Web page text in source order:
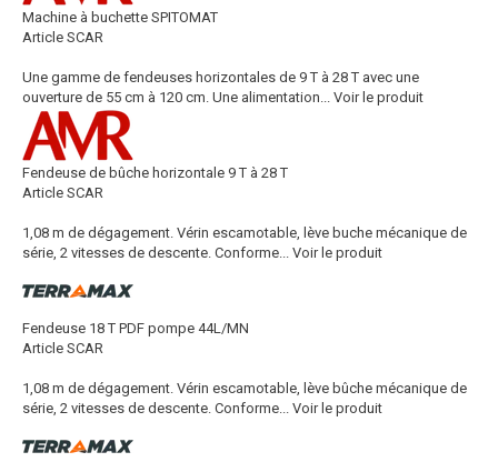
Machine à buchette SPITOMAT
Article SCAR
Une gamme de fendeuses horizontales de 9 T à 28 T avec une
ouverture de 55 cm à 120 cm. Une alimentation...
Voir le produit
Fendeuse de bûche horizontale 9 T à 28 T
Article SCAR
1,08 m de dégagement. Vérin escamotable, lève buche mécanique de
série, 2 vitesses de descente. Conforme...
Voir le produit
Fendeuse 18 T PDF pompe 44L/MN
Article SCAR
1,08 m de dégagement. Vérin escamotable, lève bûche mécanique de
série, 2 vitesses de descente. Conforme...
Voir le produit